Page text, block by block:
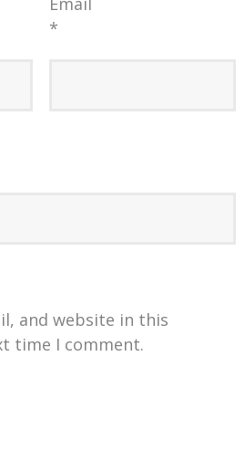
*
and website in this
time I comment.